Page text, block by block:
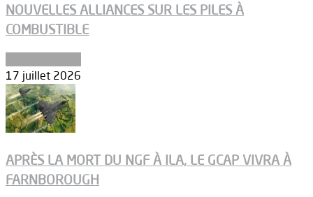
NOUVELLES ALLIANCES SUR LES PILES À
COMBUSTIBLE
17 juillet 2026
APRÈS LA MORT DU NGF À ILA, LE GCAP VIVRA À
FARNBOROUGH